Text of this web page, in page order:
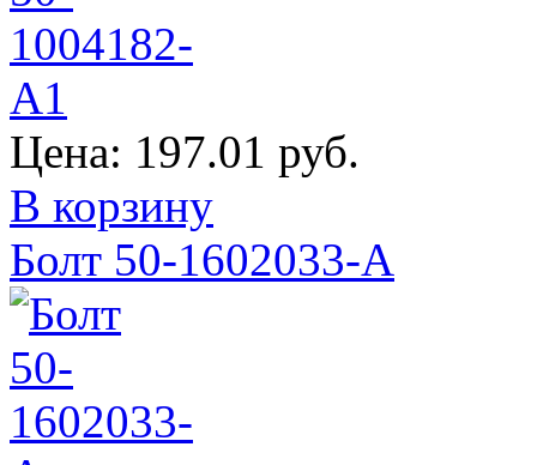
Цена: 197.01 руб.
В корзину
Болт 50-1602033-А